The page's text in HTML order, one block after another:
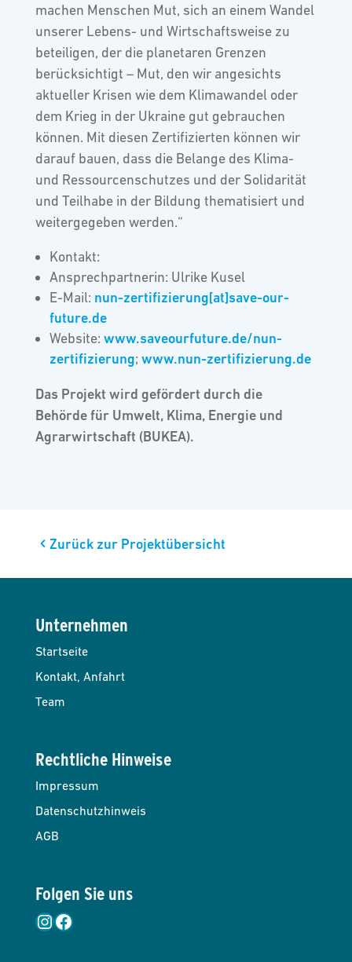
machen Menschen Mut, sich an einem Wandel
unserer Lebens- und Wirtschaftsweise zu
beteiligen, der die planetaren Grenzen
berücksichtigt – Mut, den wir angesichts
aktueller Krisen wie dem Klimawandel oder
dem Krieg in der Ukraine gut gebrauchen
können. Mit diesen Zertifizierten können wir
darauf bauen, dass die Belange des Klima-
und Ressourcenschutzes und der Solidarität
und Teilhabe in der Bildung thematisiert und
weitergegeben werden.“
Kontakt:
Ansprechpartnerin: Ulrike Kusel
E-Mail: nun-zertifizierung[at]save-our-
future.de
Website: www.saveourfuture.de/nun-
zertifizierung; www.nun-zertifizierung.de
Das Projekt wird gefördert durch die
Behörde für Umwelt, Klima, Energie und
Agrarwirtschaft (BUKEA).
Zurück zur Projektübersicht
Unternehmen
Startseite
Kontakt, Anfahrt
Team
Rechtliche Hinweise
Impressum
Datenschutzhinweis
AGB
Folgen Sie uns
Instagram
Facebook